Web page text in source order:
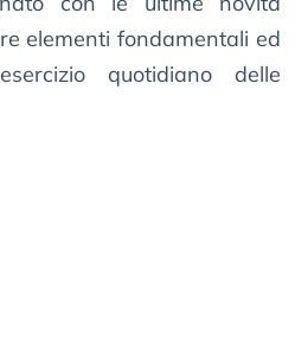
elementi fondamentali ed
quotidiano delle